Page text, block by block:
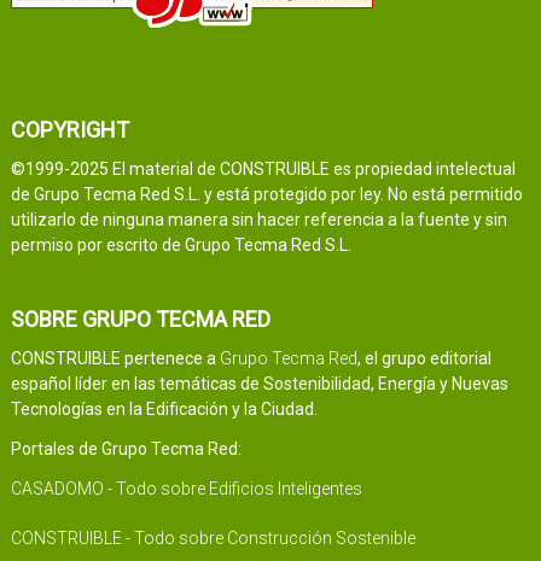
COPYRIGHT
©1999-2025 El material de CONSTRUIBLE es propiedad intelectual
de Grupo Tecma Red S.L. y está protegido por ley. No está permitido
utilizarlo de ninguna manera sin hacer referencia a la fuente y sin
permiso por escrito de Grupo Tecma Red S.L.
SOBRE GRUPO TECMA RED
CONSTRUIBLE pertenece a Grupo Tecma Red, el grupo editorial
español líder en las temáticas de Sostenibilidad, Energía y Nuevas
Tecnologías en la Edificación y la Ciudad.
Portales de Grupo Tecma Red:
CASADOMO - Todo sobre Edificios Inteligentes
CONSTRUIBLE - Todo sobre Construcción Sostenible